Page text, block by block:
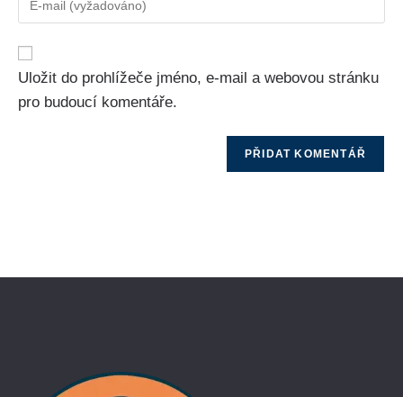
Uložit do prohlížeče jméno, e-mail a webovou stránku
pro budoucí komentáře.